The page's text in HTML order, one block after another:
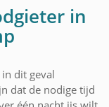
in
dit geval
dat de nodige tijd